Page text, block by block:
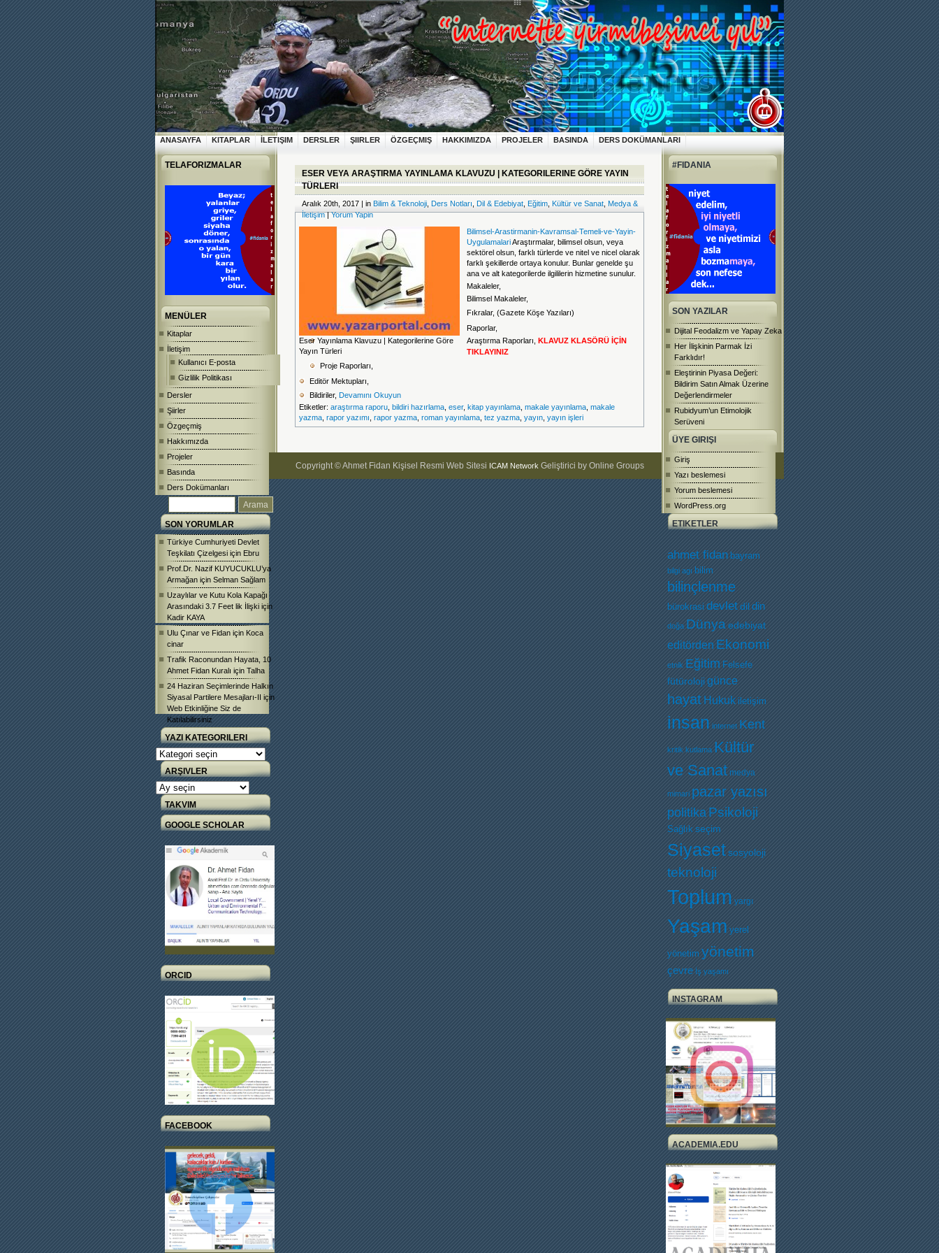
ANASAYFA KITAPLAR İLETIŞIM DERSLER ŞIIRLER ÖZGEÇMIŞ HAKKIMIZDA PROJELER BASINDA DERS DOKÜMANLARI
TELAFORIZMALAR
MENÜLER
Kitaplar
İletişim
Kullanıcı E-posta
Gizlilik Politikası
Dersler
Şiirler
Özgeçmiş
Hakkımızda
Projeler
Basında
Ders Dokümanları
SON YORUMLAR
Türkiye Cumhuriyeti Devlet
Teşkilatı Çizelgesi için Ebru
Prof.Dr. Nazif KUYUCUKLU’ya
Armağan için Selman Sağlam
Uzaylılar ve Kutu Kola Kapağı
Arasındaki 3.7 Feet lik İlişki için
Kadir KAYA
Ulu Çınar ve Fidan için Koca
cinar
Trafik Raconundan Hayata, 10
Ahmet Fidan Kuralı için Talha
24 Haziran Seçimlerinde Halkın
Siyasal Partilere Mesajları-II için
Web Etkinliğine Siz de
Katılabilirsiniz
YAZI KATEGORILERI
Yazı
Kategorileri
ARŞIVLER
Arşivler
TAKVIM
GOOGLE SCHOLAR
ORCID
FACEBOOK
#FIDANIA
SON YAZILAR
Dijital Feodalizm ve Yapay Zeka
Her İlişkinin Parmak İzi
Farklıdır!
Eleştirinin Piyasa Değeri:
Bildirim Satın Almak Üzerine
Değerlendirmeler
Rubidyum’un Etimolojik
Serüveni
ÜYE GIRIŞI
Giriş
Yazı beslemesi
Yorum beslemesi
WordPress.org
ETIKETLER
ahmet fidan bayram
bilgi agı bilim
bilinçlenme
bürokrasi devletdildin
doğa Dünya edebiyat
editörden Ekonomi
etnik Eğitim Felsefe
fütürolojigünce
hayatHukuk iletişim
insan internet Kent
kritik kutlama Kültür
ve Sanat medya
mimari pazar yazısı
politikaPsikoloji
Sağlık seçim
Siyasetsosyoloji
teknoloji
Toplum yargı
Yaşam yerel
yönetim yönetim
çevre İş yaşamı
INSTAGRAM
ACADEMIA.EDU
ESER VEYA ARAŞTIRMA YAYINLAMA KLAVUZU | KATEGORILERINE GÖRE YAYIN
TÜRLERI
Aralık 20th, 2017 | in Bilim & Teknoloji Ders Notları Dil & Edebiyat Eğitim Kültür ve Sanat Medya &
İletişim|Yorum Yapin
Eser Yayınlama Klavuzu | Kategorilerine Göre
Yayın Türleri
Bilimsel-Arastirmanin-Kavramsal-Temeli-ve-Yayin-
UygulamalariAraştırmalar, bilimsel olsun, veya
sektörel olsun, farklı türlerde ve nitel ve nicel olarak
farklı şekillerde ortaya konulur. Bunlar genelde şu
ana ve alt kategorilerde ilgililerin hizmetine sunulur.
Makaleler,
Bilimsel Makaleler,
Fıkralar, (Gazete Köşe Yazıları)
Raporlar,
Araştırma Raporları, KLAVUZ KLASÖRÜ İÇİN
TIKLAYINIZ
Proje Raporları,
Editör Mektupları,
Bildiriler, Devamını Okuyun
Etiketler: araştırma raporu bildiri hazırlama eser, kitap yayınlama makale yayınlama makale
yazma rapor yazımı rapor yazma roman yayınlama tez yazma yayın yayın işleri
Copyright © Ahmet Fidan Kişisel Resmi Web Sitesi ICAM NetworkGeliştirici by Online Groups